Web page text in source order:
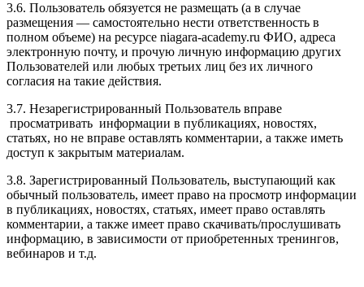
3.6. Пользователь обязуется не размещать (а в случае
размещения — самостоятельно нести ответственность в
полном объеме) на ресурсе niagara-academy.ru ФИО, адреса
электронную почту, и прочую личную информацию других
Пользователей или любых третьих лиц без их личного
согласия на такие действия.
3.7. Незарегистрированный Пользователь вправе
просматривать информации в публикациях, новостях,
статьях, но не вправе оставлять комментарии, а также иметь
доступ к закрытым материалам.
3.8. Зарегистрированный Пользователь, выступающий как
обычный пользователь, имеет право на просмотр информации
в публикациях, новостях, статьях, имеет право оставлять
комментарии, а также имеет право скачивать/прослушивать
информацию, в зависимости от приобретенных тренингов,
вебинаров и т.д.